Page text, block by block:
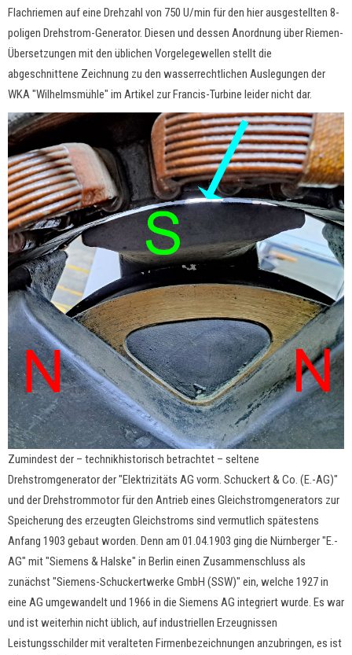
Flachriemen auf eine Drehzahl von 750 U/min für den hier ausgestellten 8-
poligen Drehstrom-Generator. Diesen und dessen Anordnung über Riemen-
Übersetzungen mit den üblichen Vorgelegewellen stellt die
abgeschnittene Zeichnung zu den wasserrechtlichen Auslegungen der
WKA "Wilhelmsmühle" im Artikel zur Francis-Turbine leider nicht dar.
Zumindest der – technikhistorisch betrachtet – seltene
Drehstromgenerator der "Elektrizitäts AG vorm. Schuckert & Co. (E.-AG)"
und der Drehstrommotor für den Antrieb eines Gleichstromgenerators zur
Speicherung des erzeugten Gleichstroms sind vermutlich spätestens
Anfang 1903 gebaut worden. Denn am 01.04.1903 ging die Nürnberger "E.-
AG" mit "Siemens & Halske" in Berlin einen Zusammenschluss als
zunächst "Siemens-Schuckertwerke GmbH (SSW)" ein, welche 1927 in
eine AG umgewandelt und 1966 in die Siemens AG integriert wurde. Es war
und ist weiterhin nicht üblich, auf industriellen Erzeugnissen
Leistungsschilder mit veralteten Firmenbezeichnungen anzubringen, es ist